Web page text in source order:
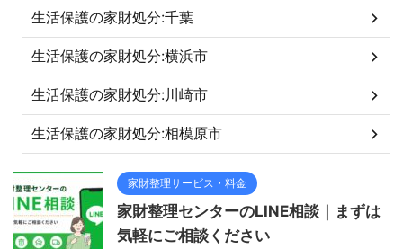
生活保護の家財処分:千葉
生活保護の家財処分:横浜市
生活保護の家財処分:川崎市
生活保護の家財処分:相模原市
家財整理サービス・料金
家財整理センターのLINE相談｜まずは
気軽にご相談ください